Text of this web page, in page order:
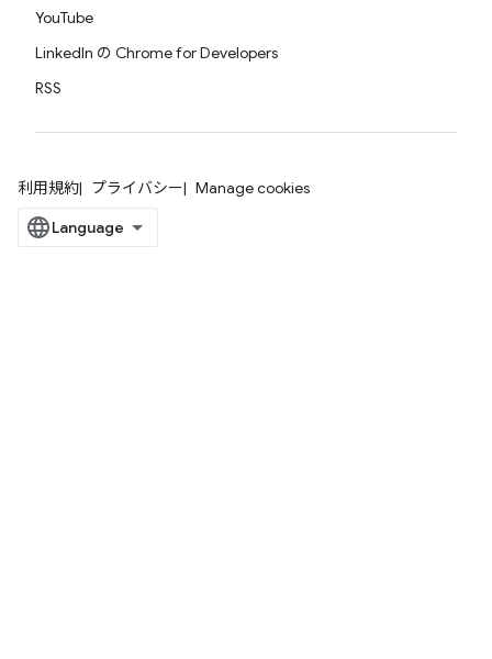
YouTube
LinkedIn の Chrome for Developers
RSS
利用規約 プライバシー Manage cookies